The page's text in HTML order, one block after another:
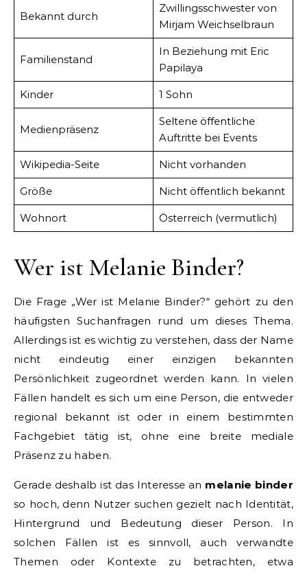
Bekannt durch
Zwillingsschwester von
Mirjam Weichselbraun
Familienstand
In Beziehung mit Eric
Papilaya
Kinder 1 Sohn
Medienpräsenz
Seltene öffentliche
Auftritte bei Events
Wikipedia-Seite Nicht vorhanden
Größe Nicht öffentlich bekannt
Wohnort Österreich (vermutlich)
Wer ist Melanie Binder?
Die Frage „Wer ist Melanie Binder?“ gehört zu den
häufigsten Suchanfragen rund um dieses Thema.
Allerdings ist es wichtig zu verstehen, dass der Name
nicht eindeutig einer einzigen bekannten
Persönlichkeit zugeordnet werden kann. In vielen
Fällen handelt es sich um eine Person, die entweder
regional bekannt ist oder in einem bestimmten
Fachgebiet tätig ist, ohne eine breite mediale
Präsenz zu haben.
Gerade deshalb ist das Interesse an melanie binder
so hoch, denn Nutzer suchen gezielt nach Identität,
Hintergrund und Bedeutung dieser Person. In
solchen Fällen ist es sinnvoll, auch verwandte
Themen oder Kontexte zu betrachten, etwa